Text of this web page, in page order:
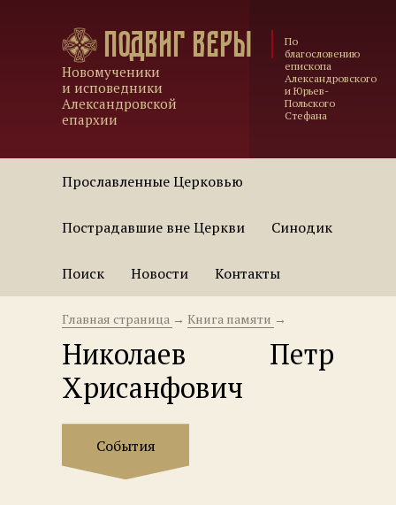
Подвиг веры
Новомученики
и исповедники
Александровской
епархии
По
благословению
епископа
Александровского
и Юрьев-
Польского
Стефана
Прославленные Церковью
Пострадавшие вне Церкви Синодик
Поиск Новости Контакты
Главная страница → Книга памяти →
Николаев Петр
Хрисанфович
События